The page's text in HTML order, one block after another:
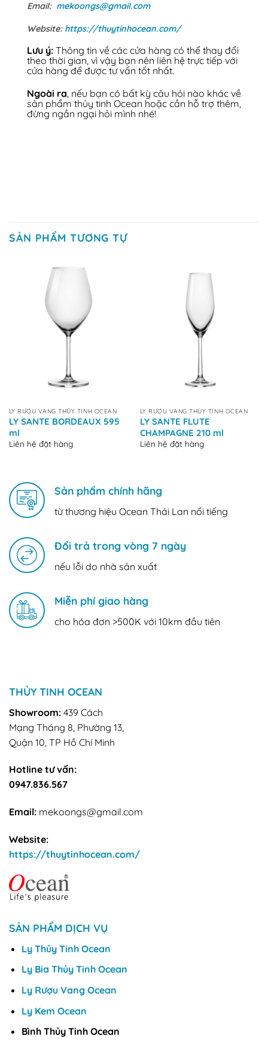
Email: mekoongs@gmail.com
Website: https://thuytinhocean.com/
Lưu ý: Thông tin về các cửa hàng có thể thay đổi
theo thời gian, vì vậy bạn nên liên hệ trực tiếp với
cửa hàng để được tư vấn tốt nhất.
Ngoài ra, nếu bạn có bất kỳ câu hỏi nào khác về
sản phẩm thủy tinh Ocean hoặc cần hỗ trợ thêm,
đừng ngần ngại hỏi mình nhé!
SẢN PHẨM TƯƠNG TỰ
LY RƯỢU VANG THỦY TINH OCEAN
LY SANTE BORDEAUX 595
ml
Liên hệ đặt hàng
LY RƯỢU VANG THỦY TINH OCEAN
LY SANTE FLUTE
CHAMPAGNE 210 ml
Liên hệ đặt hàng
Sản phẩm chính hãng
từ thương hiệu Ocean Thái Lan nổi tiếng
Đổi trả trong vòng 7 ngày
nếu lỗi do nhà sản xuất
Miễn phí giao hàng
cho hóa đơn >500K với 10km đầu tiên
THỦY TINH OCEAN
Showroom: 439 Cách
Mạng Tháng 8, Phường 13,
Quận 10, TP Hồ Chí Minh
Hotline tư vấn:
0947.836.567
Email: mekoongs@gmail.com
Website:
https://thuytinhocean.com/
SẢN PHẨM DỊCH VỤ
Ly Thủy Tinh Ocean
Ly Bia Thủy Tinh Ocean
Ly Rượu Vang Ocean
Ly Kem Ocean
Bình Thủy Tinh Ocean